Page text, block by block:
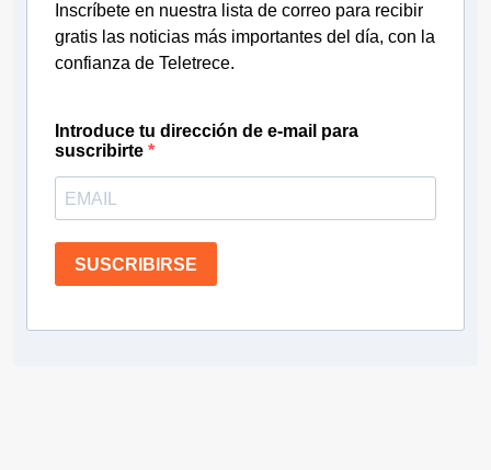
Inscríbete en nuestra lista de correo para recibir
gratis las noticias más importantes del día, con la
confianza de Teletrece.
Introduce tu dirección de e-mail para
suscribirte
SUSCRIBIRSE